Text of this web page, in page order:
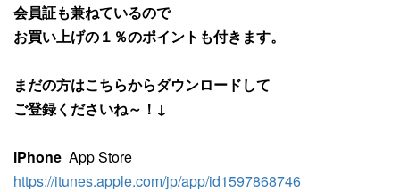
会員証も兼ねているので
お買い上げの１％のポイントも付きます。
まだの方はこちらからダウンロードして
ご登録くださいね～！↓
iPhone App Store
https://itunes.apple.com/jp/app/id1597868746